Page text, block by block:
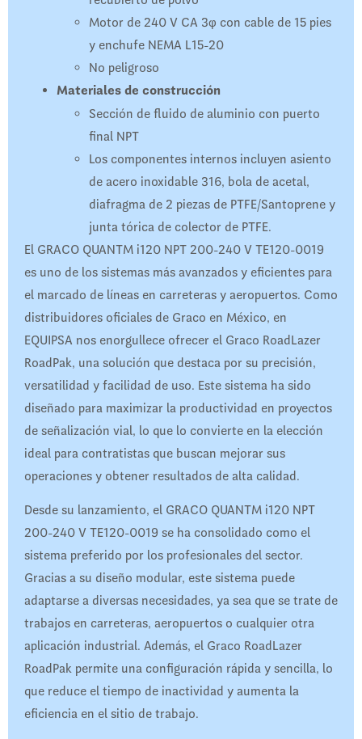
Motor de 240 V CA 3φ con cable de 15 pies
y enchufe NEMA L15-20
No peligroso
Materiales de construcción
Sección de fluido de aluminio con puerto
final NPT
Los componentes internos incluyen asiento
de acero inoxidable 316, bola de acetal,
diafragma de 2 piezas de PTFE/Santoprene y
junta tórica de colector de PTFE.
El GRACO QUANTM i120 NPT 200-240 V TE120-0019
es uno de los sistemas más avanzados y eficientes para
el marcado de líneas en carreteras y aeropuertos. Como
distribuidores oficiales de Graco en México, en
EQUIPSA nos enorgullece ofrecer el Graco RoadLazer
RoadPak, una solución que destaca por su precisión,
versatilidad y facilidad de uso. Este sistema ha sido
diseñado para maximizar la productividad en proyectos
de señalización vial, lo que lo convierte en la elección
ideal para contratistas que buscan mejorar sus
operaciones y obtener resultados de alta calidad.
Desde su lanzamiento, el GRACO QUANTM i120 NPT
200-240 V TE120-0019 se ha consolidado como el
sistema preferido por los profesionales del sector.
Gracias a su diseño modular, este sistema puede
adaptarse a diversas necesidades, ya sea que se trate de
trabajos en carreteras, aeropuertos o cualquier otra
aplicación industrial. Además, el Graco RoadLazer
RoadPak permite una configuración rápida y sencilla, lo
que reduce el tiempo de inactividad y aumenta la
eficiencia en el sitio de trabajo.